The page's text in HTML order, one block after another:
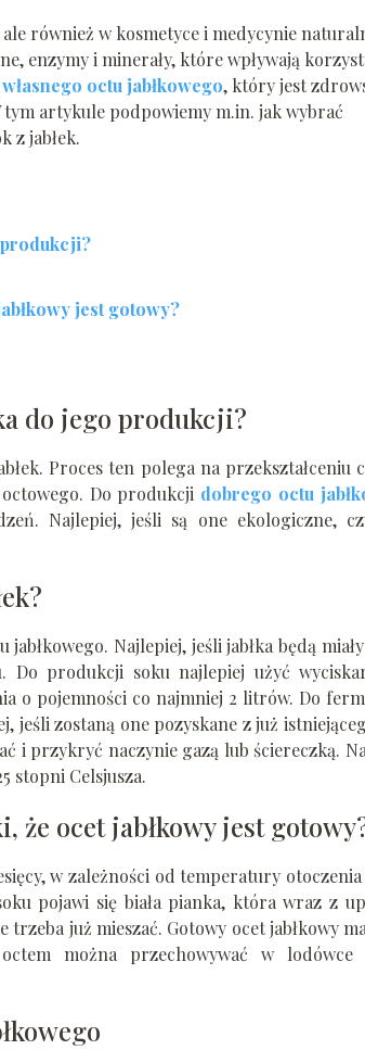
również w kosmetyce i medycynie
enzymy i minerały, które wpływają
octu jabłkowego, który jest
artykule podpowiemy m.in. jak wybrać
z jabłek.
produkcji?
jest gotowy?
do jego produkcji?
Proces ten polega na przekształceniu
Do produkcji dobrego octu
Najlepiej, jeśli są one ekologiczne,
Najlepiej, jeśli jabłka będą
Do produkcji soku najlepiej użyć
o pojemności co najmniej 2 litrów. Do
jeśli zostaną one pozyskane z już
i przykryć naczynie gazą lub ściereczką.
stopni Celsjusza.
że ocet jabłkowy jest
w zależności od temperatury
pojawi się biała pianka, która wraz z
trzeba już mieszać. Gotowy ocet jabłkowy
można przechowywać w